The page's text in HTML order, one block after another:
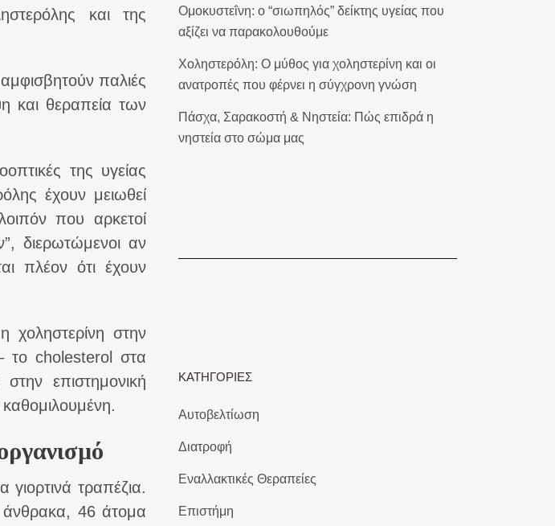
και της
παλιές
και θεραπεία των
της υγείας
έχουν μειωθεί
που αρκετοί
διερωτώμενοι αν
πλέον ότι έχουν
στην
– το cholesterol στα
επιστημονική
καθομιλουμένη.
τραπέζια.
άνθρακα, 46 άτομα
Ομοκυστεΐνη: ο “σιωπηλός” δείκτης υγείας που
αξίζει να παρακολουθούμε
Χοληστερόλη: Ο μύθος για χοληστερίνη και οι
ανατροπές που φέρνει η σύγχρονη γνώση
Πάσχα, Σαρακοστή & Νηστεία: Πώς επιδρά η
νηστεία στο σώμα μας
ΚΑΤΗΓΟΡΙΕΣ
Αυτοβελτίωση
Διατροφή
Εναλλακτικές Θεραπείες
Επιστήμη